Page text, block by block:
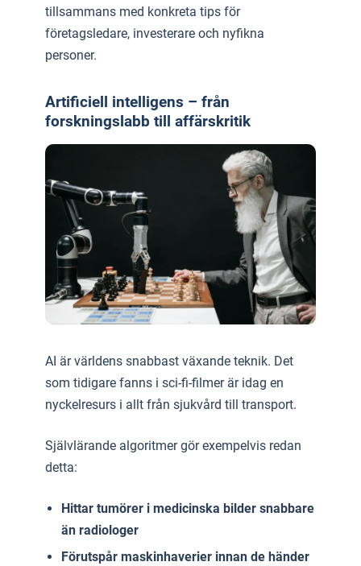
tillsammans med konkreta tips för
företagsledare, investerare och nyfikna
personer.
Artificiell intelligens – från
forskningslabb till affärskritik
AI är världens snabbast växande teknik. Det
som tidigare fanns i sci-fi-filmer är idag en
nyckelresurs i allt från sjukvård till transport.
Självlärande algoritmer gör exempelvis redan
detta:
Hittar tumörer i medicinska bilder snabbare
än radiologer
Förutspår maskinhaverier innan de händer